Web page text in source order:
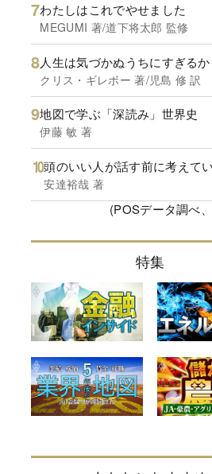
わたしはこれでやせました
MEGUMI 著/道下将太郎 監修
人生は気づかぬうちにすぎるか
クリス・ギレボー 著/児島 修 訳
地図で学ぶ「深読み」世界史
伊藤 敏 著
頭のいい人が話す前に考えて
安達裕哉 著
(POSデータ調べ
特集